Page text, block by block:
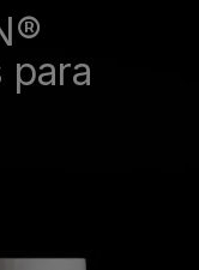
para